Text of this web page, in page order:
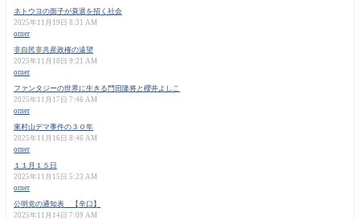
ネトウヨの面子が衰退を招く社会
2025年11月19日 8:31 AM
orner
非自民非共産政権の遠望
2025年11月18日 9:21 AM
orner
ファンタジーの世界に生きる門田隆将と櫻井よしこ
2025年11月17日 7:46 AM
orner
東村山デマ事件の３０年
2025年11月16日 8:46 AM
orner
１１月１５日
2025年11月15日 5:23 AM
orner
公明党の通知表 【辛口】
2025年11月14日 7:09 AM